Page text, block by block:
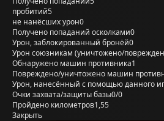
пробитий5
не нанёсших урон0
Получено попаданий осколками0
Урон, заблокированный бронёй0
Урон союзникам (уничтожено/
Обнаружено машин противника1
Повреждено/уничтожено машин
Урон, нанесённый с помощью данного
Очки захвата/защиты базы0/0
Пройдено километров1,55
Закрыть